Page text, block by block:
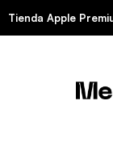
Tienda Apple